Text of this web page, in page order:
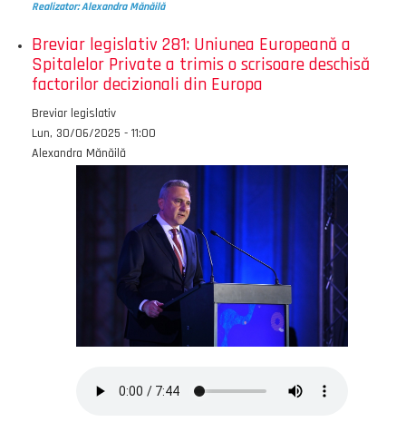
Realizator: Alexandra Mănăilă
Breviar legislativ 281: Uniunea Europeană a
Spitalelor Private a trimis o scrisoare deschisă
factorilor decizionali din Europa
Emisiunea
Breviar legislativ
Data
Lun, 30/06/2025 - 11:00
Autor
Alexandra Mănăilă